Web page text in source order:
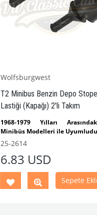
Wolfsburgwest
T2 Minibus Benzin Depo
Lastiği (Kapağı) 2'li Takım
1968-1979 Yılları
Minibüs Modelleri ile
2'li olarak satılır
No : 211857145
25-2614
6.83 USD
Sepete